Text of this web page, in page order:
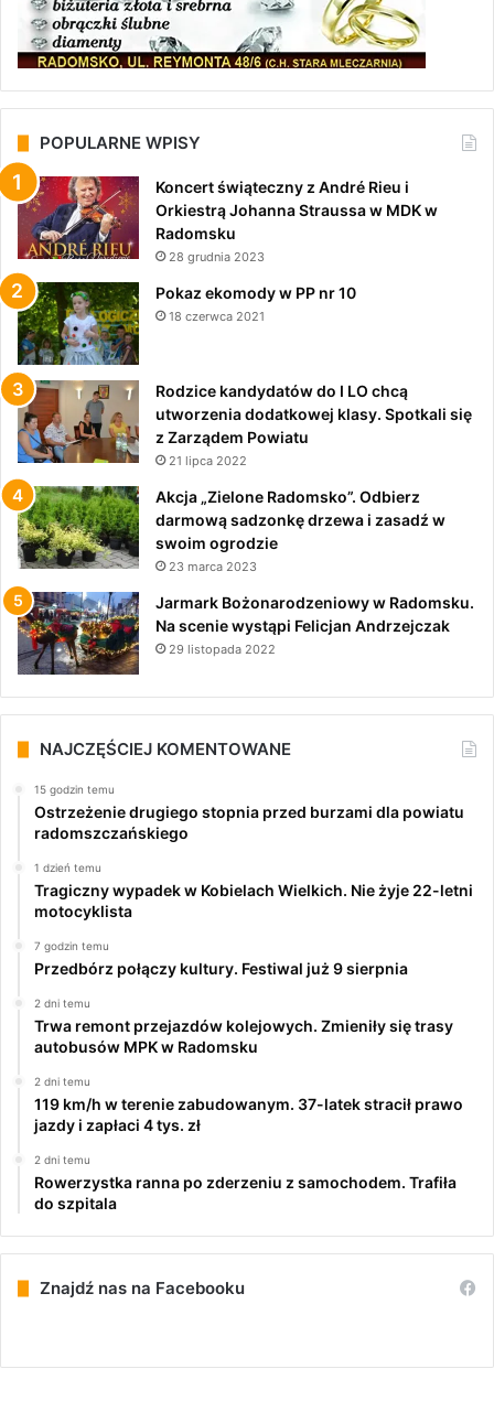
POPULARNE WPISY
Koncert świąteczny z André Rieu i
Orkiestrą Johanna Straussa w MDK w
Radomsku
28 grudnia 2023
Pokaz ekomody w PP nr 10
18 czerwca 2021
Rodzice kandydatów do I LO chcą
utworzenia dodatkowej klasy. Spotkali się
z Zarządem Powiatu
21 lipca 2022
Akcja „Zielone Radomsko”. Odbierz
darmową sadzonkę drzewa i zasadź w
swoim ogrodzie
23 marca 2023
Jarmark Bożonarodzeniowy w Radomsku.
Na scenie wystąpi Felicjan Andrzejczak
29 listopada 2022
NAJCZĘŚCIEJ KOMENTOWANE
15 godzin temu
Ostrzeżenie drugiego stopnia przed burzami dla powiatu
radomszczańskiego
1 dzień temu
Tragiczny wypadek w Kobielach Wielkich. Nie żyje 22-letni
motocyklista
7 godzin temu
Przedbórz połączy kultury. Festiwal już 9 sierpnia
2 dni temu
Trwa remont przejazdów kolejowych. Zmieniły się trasy
autobusów MPK w Radomsku
2 dni temu
119 km/h w terenie zabudowanym. 37-latek stracił prawo
jazdy i zapłaci 4 tys. zł
2 dni temu
Rowerzystka ranna po zderzeniu z samochodem. Trafiła
do szpitala
Znajdź nas na Facebooku